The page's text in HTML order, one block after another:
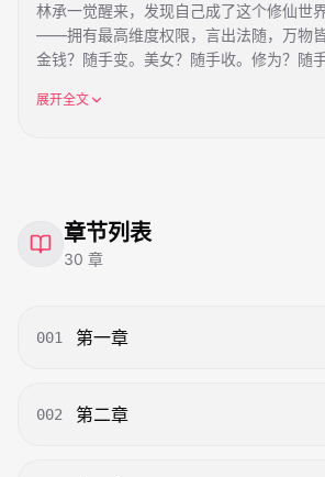
林承一觉醒来，发现自己成了这个修仙世
——拥有最高维度权限，言出法随，万物皆
金钱？随手变。美女？随手收。修为？随
他决定不再当社畜，而是彻底放飞自我：
“在这个世界，我就是规则。
陪我玩百年，我就给你们想要的一切——
这是一个男人彻底为所欲为、纵横修仙界
展开全文
章节列表
30 章
001 第一章
002 第二章